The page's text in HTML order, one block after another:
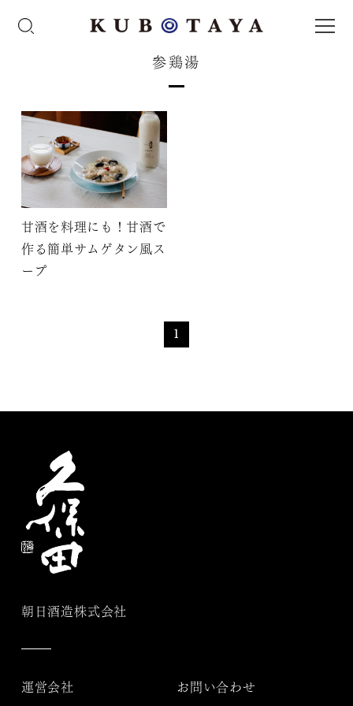
参鶏湯
甘酒を料理にも！甘酒で
作る簡単サムゲタン風ス
ープ
1
朝日酒造株式会社
運営会社 お問い合わせ